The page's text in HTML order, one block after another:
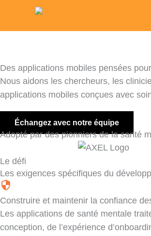
content
Des applications mobiles pensées
Nous aidons les chercheurs, les
applications mobiles conçues avec
Échangez avec notre équipe
Adopté par des pionniers de la santé
Le défi
Les exigences spécifiques du
Construire et maintenir la confiance
Les applications de santé mentale
conception, de l’expérience